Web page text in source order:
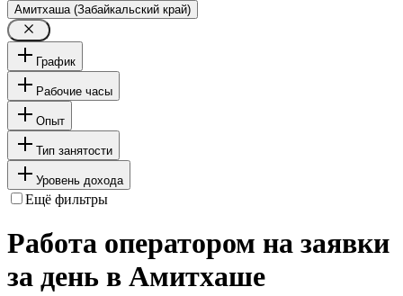
Амитхаша (Забайкальский край)
График
Рабочие часы
Опыт
Тип занятости
Уровень дохода
Ещё фильтры
Работа оператором на заявки
за день в Амитхаше